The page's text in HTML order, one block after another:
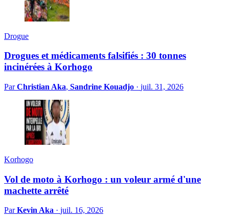
Drogue
Drogues et médicaments falsifiés : 30 tonnes
incinérées à Korhogo
ParChristian Aka, Sandrine Kouadjo · juil. 31, 2026
Korhogo
Vol de moto à Korhogo : un voleur armé d'une
machette arrêté
ParKevin Aka · juil. 16, 2026